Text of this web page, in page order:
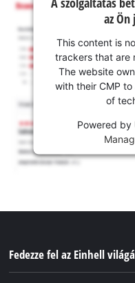
az Ön
This content is
trackers that are
The website
with their CMP
of
Powered by
Fedezze fel az Einhell